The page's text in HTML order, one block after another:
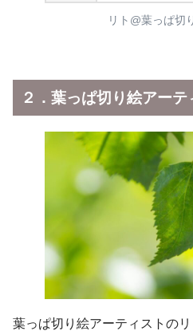
リト@葉っぱ切
２．葉っぱ切り絵アー
葉っぱ切り絵アーティストの